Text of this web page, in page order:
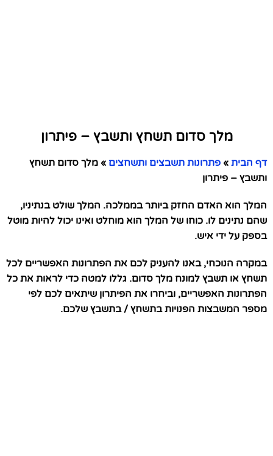
מלך סדום תשחץ ותשבץ – פיתרון
דף הבית » פתרונות תשבצים ותשחצים » מלך סדום תשחץ
ותשבץ – פיתרון
המלך הוא האדם החזק ביותר בממלכה. המלך שולט בנתיניו,
שהם נתינים לו. כוחו של המלך הוא מוחלט ואינו יכול להיות מוטל
בספק על ידי איש.
במקרה הנוכחי, באנו להעניק לכם את הפתרונות האפשריים לכל
תשחץ או תשבץ למונח מלך סדום. גללו למטה כדי לראות את כל
הפתרונות האפשריים, וביחרו את הפיתרון שיתאים לכם לפי
מספר המשבצות הפנויות בתשחץ / בתשבץ שלכם.